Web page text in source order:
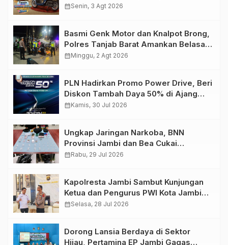
Retro Summer yang Semakin Skena
calendar_monthSenin, 3 Agt 2026
Basmi Genk Motor dan Knalpot Brong,
Polres Tanjab Barat Amankan Belasan
Kendaraan
calendar_monthMinggu, 2 Agt 2026
PLN Hadirkan Promo Power Drive, Beri
Diskon Tambah Daya 50% di Ajang
GIIAS 2026
calendar_monthKamis, 30 Jul 2026
Ungkap Jaringan Narkoba, BNN
Provinsi Jambi dan Bea Cukai
Amankan Sembilan Pelaku beserta
calendar_monthRabu, 29 Jul 2026
Kapolresta Jambi Sambut Kunjungan
Ketua dan Pengurus PWI Kota Jambi
Perkuat Sinergi dan Kolaborasi
calendar_monthSelasa, 28 Jul 2026
Dorong Lansia Berdaya di Sektor
Hijau, Pertamina EP Jambi Gagas